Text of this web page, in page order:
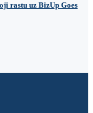
rastu uz BizUp Goes